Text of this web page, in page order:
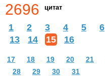
2696 цитат
1 2 3 4 5 6
13
14 15 16
17 18 19 20 21
28
29 30 31